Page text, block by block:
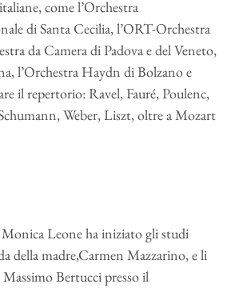
come l’Orchestra
di Santa Cecilia, l’ORT-Orchestra
da Camera di Padova e del Veneto,
l’Orchestra Haydn di Bolzano e
il repertorio: Ravel, Fauré, Poulenc,
Weber, Liszt, oltre a Mozart
Leone ha iniziato gli studi
della madre,Carmen Mazzarino, e li
Bertucci presso il